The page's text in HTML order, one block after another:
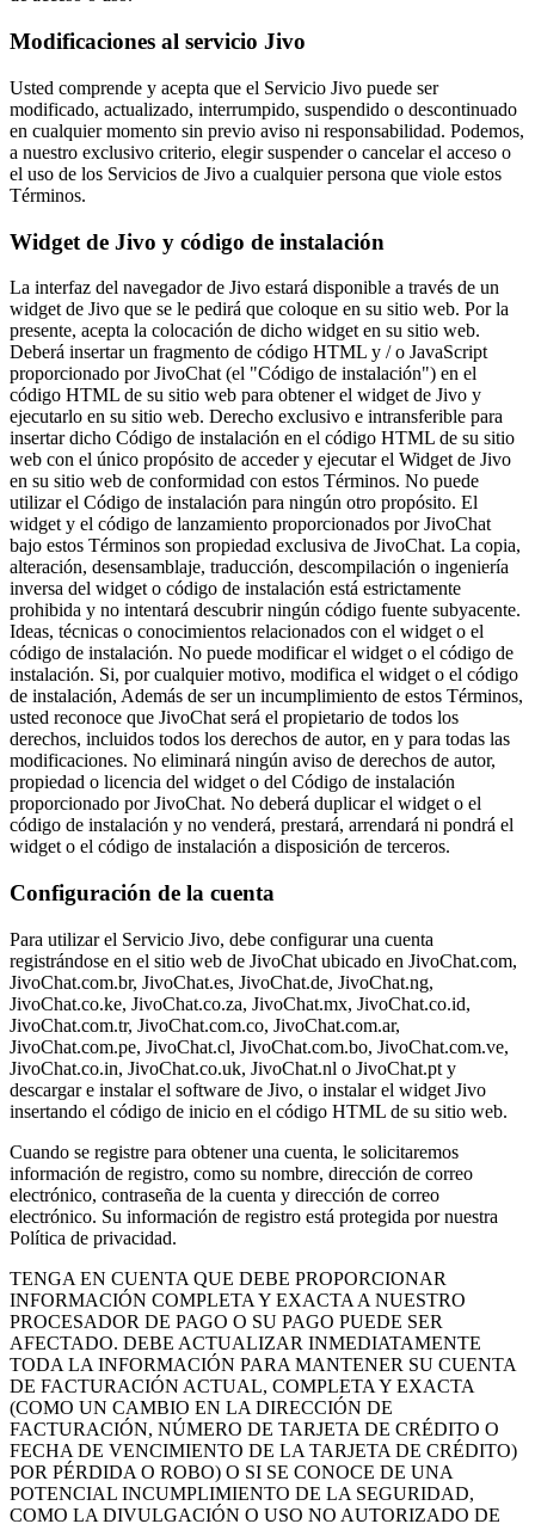
Modificaciones al servicio Jivo
Usted comprende y acepta que el Servicio Jivo puede ser
modificado, actualizado, interrumpido, suspendido o descontinuado
en cualquier momento sin previo aviso ni responsabilidad. Podemos,
a nuestro exclusivo criterio, elegir suspender o cancelar el acceso o
el uso de los Servicios de Jivo a cualquier persona que viole estos
Términos.
Widget de Jivo y código de instalación
La interfaz del navegador de Jivo estará disponible a través de un
widget de Jivo que se le pedirá que coloque en su sitio web. Por la
presente, acepta la colocación de dicho widget en su sitio web.
Deberá insertar un fragmento de código HTML y / o JavaScript
proporcionado por JivoChat (el "Código de instalación") en el
código HTML de su sitio web para obtener el widget de Jivo y
ejecutarlo en su sitio web. Derecho exclusivo e intransferible para
insertar dicho Código de instalación en el código HTML de su sitio
web con el único propósito de acceder y ejecutar el Widget de Jivo
en su sitio web de conformidad con estos Términos. No puede
utilizar el Código de instalación para ningún otro propósito. El
widget y el código de lanzamiento proporcionados por JivoChat
bajo estos Términos son propiedad exclusiva de JivoChat. La copia,
alteración, desensamblaje, traducción, descompilación o ingeniería
inversa del widget o código de instalación está estrictamente
prohibida y no intentará descubrir ningún código fuente subyacente.
Ideas, técnicas o conocimientos relacionados con el widget o el
código de instalación. No puede modificar el widget o el código de
instalación. Si, por cualquier motivo, modifica el widget o el código
de instalación, Además de ser un incumplimiento de estos Términos,
usted reconoce que JivoChat será el propietario de todos los
derechos, incluidos todos los derechos de autor, en y para todas las
modificaciones. No eliminará ningún aviso de derechos de autor,
propiedad o licencia del widget o del Código de instalación
proporcionado por JivoChat. No deberá duplicar el widget o el
código de instalación y no venderá, prestará, arrendará ni pondrá el
widget o el código de instalación a disposición de terceros.
Configuración de la cuenta
Para utilizar el Servicio Jivo, debe configurar una cuenta
registrándose en el sitio web de JivoChat ubicado en JivoChat.com,
JivoChat.com.br, JivoChat.es, JivoChat.de, JivoChat.ng,
JivoChat.co.ke, JivoChat.co.za, JivoChat.mx, JivoChat.co.id,
JivoChat.com.tr, JivoChat.com.co, JivoChat.com.ar,
JivoChat.com.pe, JivoChat.cl, JivoChat.com.bo, JivoChat.com.ve,
JivoChat.co.in, JivoChat.co.uk, JivoChat.nl o JivoChat.pt y
descargar e instalar el software de Jivo, o instalar el widget Jivo
insertando el código de inicio en el código HTML de su sitio web.
Cuando se registre para obtener una cuenta, le solicitaremos
información de registro, como su nombre, dirección de correo
electrónico, contraseña de la cuenta y dirección de correo
electrónico. Su información de registro está protegida por nuestra
Política de privacidad.
TENGA EN CUENTA QUE DEBE PROPORCIONAR
INFORMACIÓN COMPLETA Y EXACTA A NUESTRO
PROCESADOR DE PAGO O SU PAGO PUEDE SER
AFECTADO. DEBE ACTUALIZAR INMEDIATAMENTE
TODA LA INFORMACIÓN PARA MANTENER SU CUENTA
DE FACTURACIÓN ACTUAL, COMPLETA Y EXACTA
(COMO UN CAMBIO EN LA DIRECCIÓN DE
FACTURACIÓN, NÚMERO DE TARJETA DE CRÉDITO O
FECHA DE VENCIMIENTO DE LA TARJETA DE CRÉDITO)
POR PÉRDIDA O ROBO) O SI SE CONOCE DE UNA
POTENCIAL INCUMPLIMIENTO DE LA SEGURIDAD,
COMO LA DIVULGACIÓN O USO NO AUTORIZADO DE